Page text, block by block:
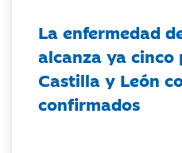
La enfermedad
alcanza ya cinco
Castilla y León
confirmados